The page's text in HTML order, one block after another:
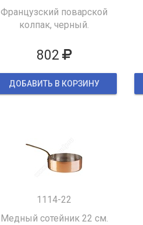
Французский поварской
колпак, черный.
802
ДОБАВИТЬ В КОРЗИНУ
1114-22
Медный сотейник 22 см.